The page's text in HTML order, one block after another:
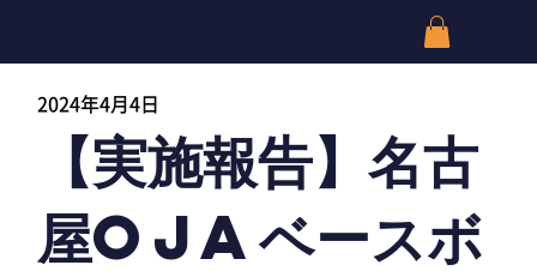
2024年4月4日
【実施報告】名古
屋OJAベースボ